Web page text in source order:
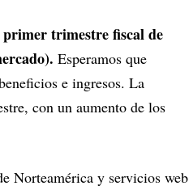
primer trimestre fiscal de
Esperamos que
e ingresos. La
con un aumento de los
Norteamérica y servicios web